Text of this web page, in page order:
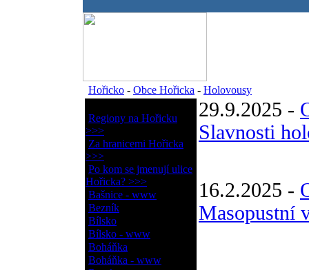
Hořicko - Obce Hořicka - Holovousy
Regiony na Hořicku
>>>
Za hranicemi Hořicka
>>>
Po kom se jmenují ulice
Hořicka? >>>
Bašnice - www
Bezník
Bílsko
Bílsko - www
Boháňka
Boháňka - www
29.9.2025 -
Slavnosti
16.2.2025 -
Masopustní